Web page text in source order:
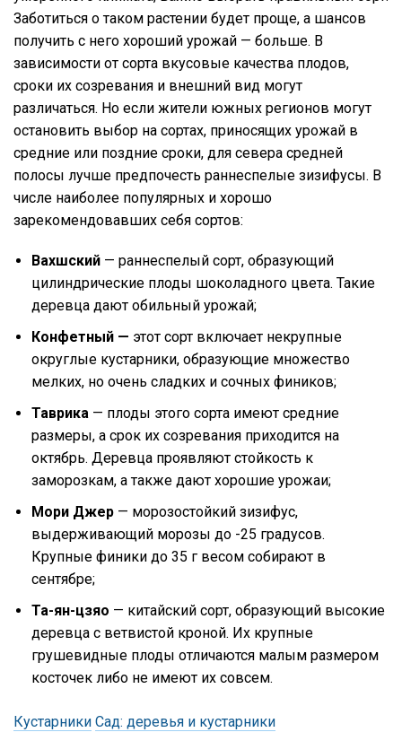
Заботиться о таком растении будет проще, а шансов
получить с него хороший урожай — больше. В
зависимости от сорта вкусовые качества плодов,
сроки их созревания и внешний вид могут
различаться. Но если жители южных регионов могут
остановить выбор на сортах, приносящих урожай в
средние или поздние сроки, для севера средней
полосы лучше предпочесть раннеспелые зизифусы. В
числе наиболее популярных и хорошо
зарекомендовавших себя сортов:
Вахшский — раннеспелый сорт, образующий
цилиндрические плоды шоколадного цвета. Такие
деревца дают обильный урожай;
Конфетный — этот сорт включает некрупные
округлые кустарники, образующие множество
мелких, но очень сладких и сочных фиников;
Таврика — плоды этого сорта имеют средние
размеры, а срок их созревания приходится на
октябрь. Деревца проявляют стойкость к
заморозкам, а также дают хорошие урожаи;
Мори Джер — морозостойкий зизифус,
выдерживающий морозы до -25 градусов.
Крупные финики до 35 г весом собирают в
сентябре;
Та-ян-цзяо — китайский сорт, образующий высокие
деревца с ветвистой кроной. Их крупные
грушевидные плоды отличаются малым размером
косточек либо не имеют их совсем.
Кустарники Сад: деревья и кустарники